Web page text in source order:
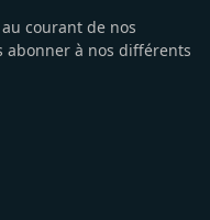
courant de nos
abonner à nos différents